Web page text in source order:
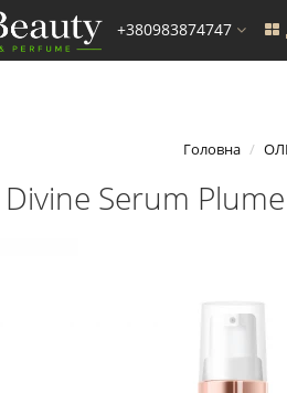
+380983874747
Головна
Divine Serum